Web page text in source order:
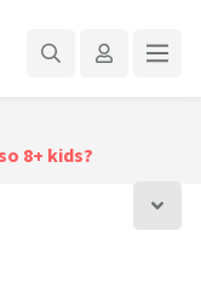
8+ kids?